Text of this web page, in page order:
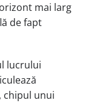
mai larg
de fapt
lucrului
chipul unui